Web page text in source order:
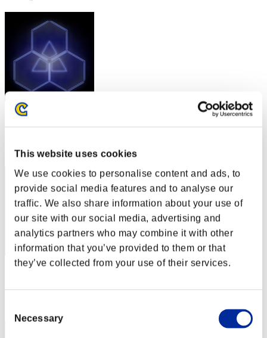
This website uses cookies
We use cookies to personalise content and ads, to
provide social media features and to analyse our
traffic. We also share information about your use of
our site with our social media, advertising and
analytics partners who may combine it with other
information that you’ve provided to them or that
they’ve collected from your use of their services.
Selection
Necessary
スコア: -
2